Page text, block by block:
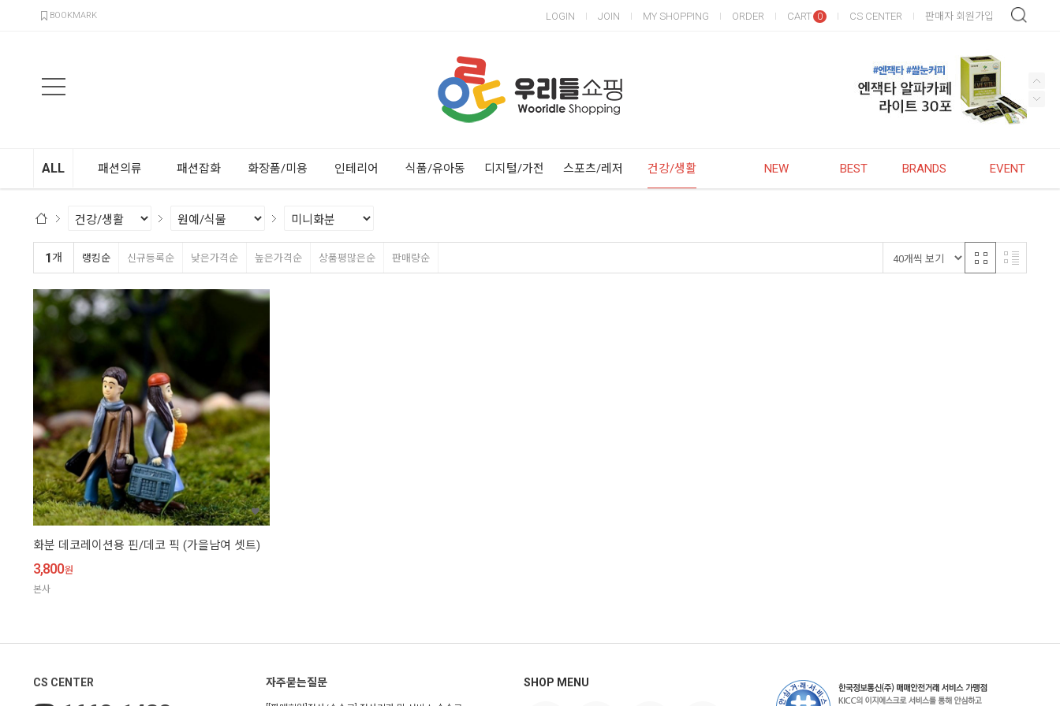
BOOKMARK LOGIN JOIN MY SHOPPING ORDER CART 0 CS CENTER 판매자 회원가입
ALL 패션의류 패션잡화 화장품/미용 인테리어 식품/유아동 디지털/가전 스포츠/레저 건강/생활 NEW BEST BRANDS EVENT
1개 랭킹순 신규등록순 낮은가격순 높은가격순 상품평많은순 판매량순
화분 데코레이션용 핀/데코 픽 (가을남여 셋트)
3,800원
본사
CS CENTER 자주묻는질문 SHOP MENU